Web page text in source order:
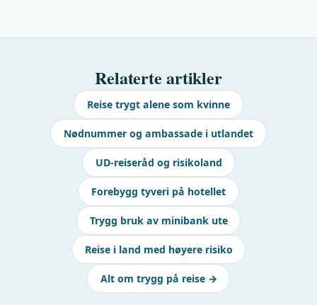
Relaterte artikler
Reise trygt alene som kvinne
Nødnummer og ambassade i utlandet
UD-reiseråd og risikoland
Forebygg tyveri på hotellet
Trygg bruk av minibank ute
Reise i land med høyere risiko
Alt om trygg på reise →